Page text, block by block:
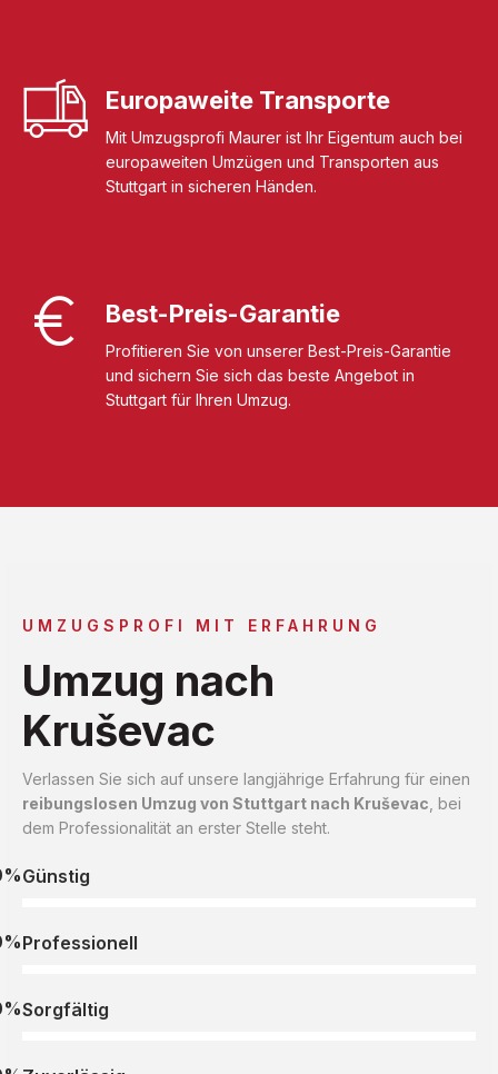
Europaweite Transporte
Mit Umzugsprofi Maurer ist Ihr Eigentum auch bei
europaweiten Umzügen und Transporten aus
Stuttgart in sicheren Händen.
Best-Preis-Garantie
Profitieren Sie von unserer Best-Preis-Garantie
und sichern Sie sich das beste Angebot in
Stuttgart für Ihren Umzug.
UMZUGSPROFI MIT ERFAHRUNG
Umzug nach
Kruševac
Verlassen Sie sich auf unsere langjährige Erfahrung für einen
reibungslosen Umzug von Stuttgart nach Kruševac , bei
dem Professionalität an erster Stelle steht.
Günstig
Professionell
Sorgfältig